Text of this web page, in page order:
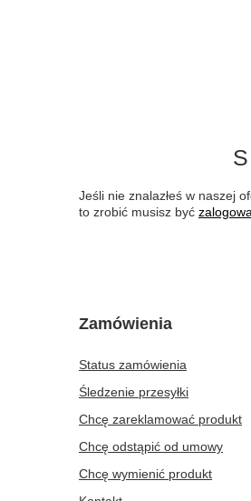
Jeśli nie znalazłeś w naszej
to zrobić musisz być
Zamówienia
Status zamówienia
Śledzenie przesyłki
Chcę zareklamować produkt
Chcę odstąpić od umowy
Chcę wymienić produkt